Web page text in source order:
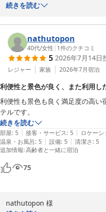
ご利用いただきましてありがと
いただき大変嬉しく存じます。
しいただけるようサービス向上
をお待ちしております。
ホテルメトロポリタン丸の内
続きを読む
nathutopon
40代/女性 | 1件のクチコミ
5 2026年7月14日
レジャー 家族 2026年7月宿泊
利便性と景色が良く、また利用し
利便性も景色も良く満足度の高い
テルです。
続きを読む
部屋: 5 | 接客・サービス: 5 | ロケーシ
温泉・お風呂: 5 | 設備: 5 | 清潔さ: 5
追加情報:高齢者と一緒に宿泊
75
nathutopon 様